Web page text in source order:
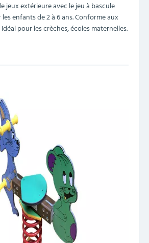
jeux extérieure avec le jeu à bascule
enfants de 2 à 6 ans. Conforme aux
pour les crèches, écoles maternelles.